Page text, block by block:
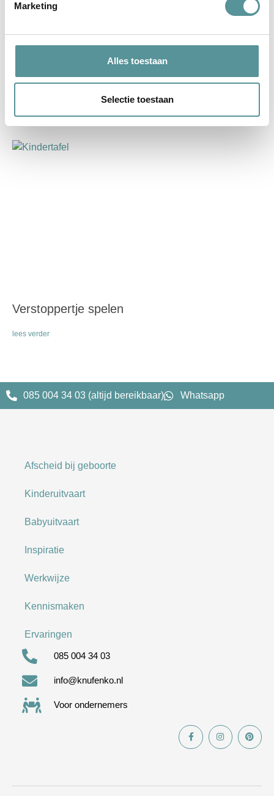
Marketing
Alles toestaan
Selectie toestaan
lees verder
Verstoppertje spelen
lees verder
085 004 34 03 (altijd bereikbaar) Whatsapp
Afscheid bij geboorte
Kinderuitvaart
Babyuitvaart
Inspiratie
Werkwijze
Kennismaken
Ervaringen
085 004 34 03
info@knufenko.nl
Voor ondernemers